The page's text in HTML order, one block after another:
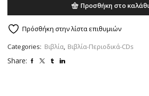
ΚΑΛΛΥΝΤΙΚΑ
ΣΤΟ
ΣΠΙΤΙ
ποσότητα
Προσθήκη στο καλάθι
Πρόσθήκη στην λίστα επιθυμιών
Categories: Βιβλία, Βιβλία-Περιοδικά-CDs
Share: